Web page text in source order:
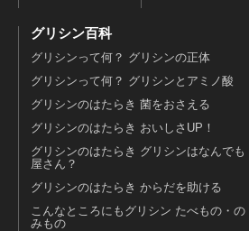
グリシン百科
グリシンって何？ グリシンの正体
グリシンって何？ グリシンとアミノ酸
グリシンのはたらき 菌をおさえる
グリシンのはたらき おいしさUP！
グリシンのはたらき グリシンはなんでも
屋さん？
グリシンのはたらき からだを助ける
こんなところにもグリシン たべもの・の
みもの